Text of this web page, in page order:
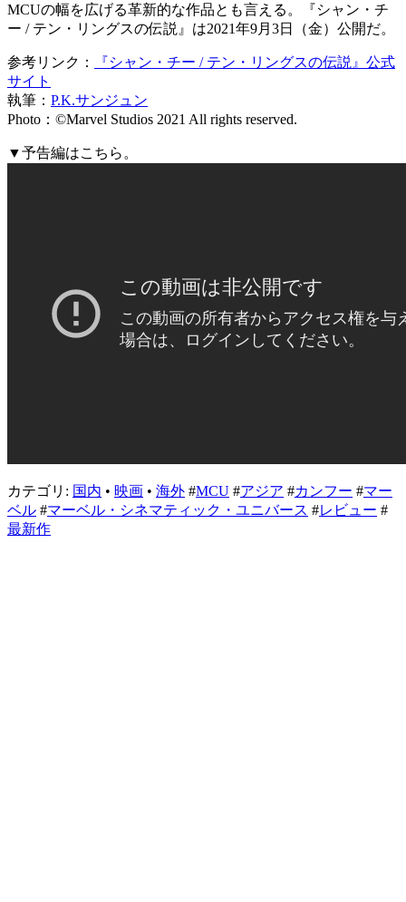
MCUの幅を広げる革新的な作品とも言える。『シャン・チ
ー / テン・リングスの伝説』は2021年9月3日（金）公開だ。
参考リンク：
『シャン・チー / テン・リングスの伝説』公式
サイト
執筆： P.K.サンジュン
Photo：©Marvel Studios 2021 All rights reserved.
▼予告編はこちら。
カテゴリ: 国内 • 映画 • 海外 #MCU #アジア #カンフー #マー
ベル #マーベル・シネマティック・ユニバース #レビュー #
最新作